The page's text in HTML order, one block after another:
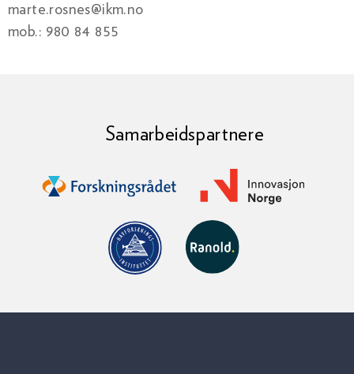
marte.rosnes@ikm.no
mob.: 980 84 855
Samarbeidspartnere